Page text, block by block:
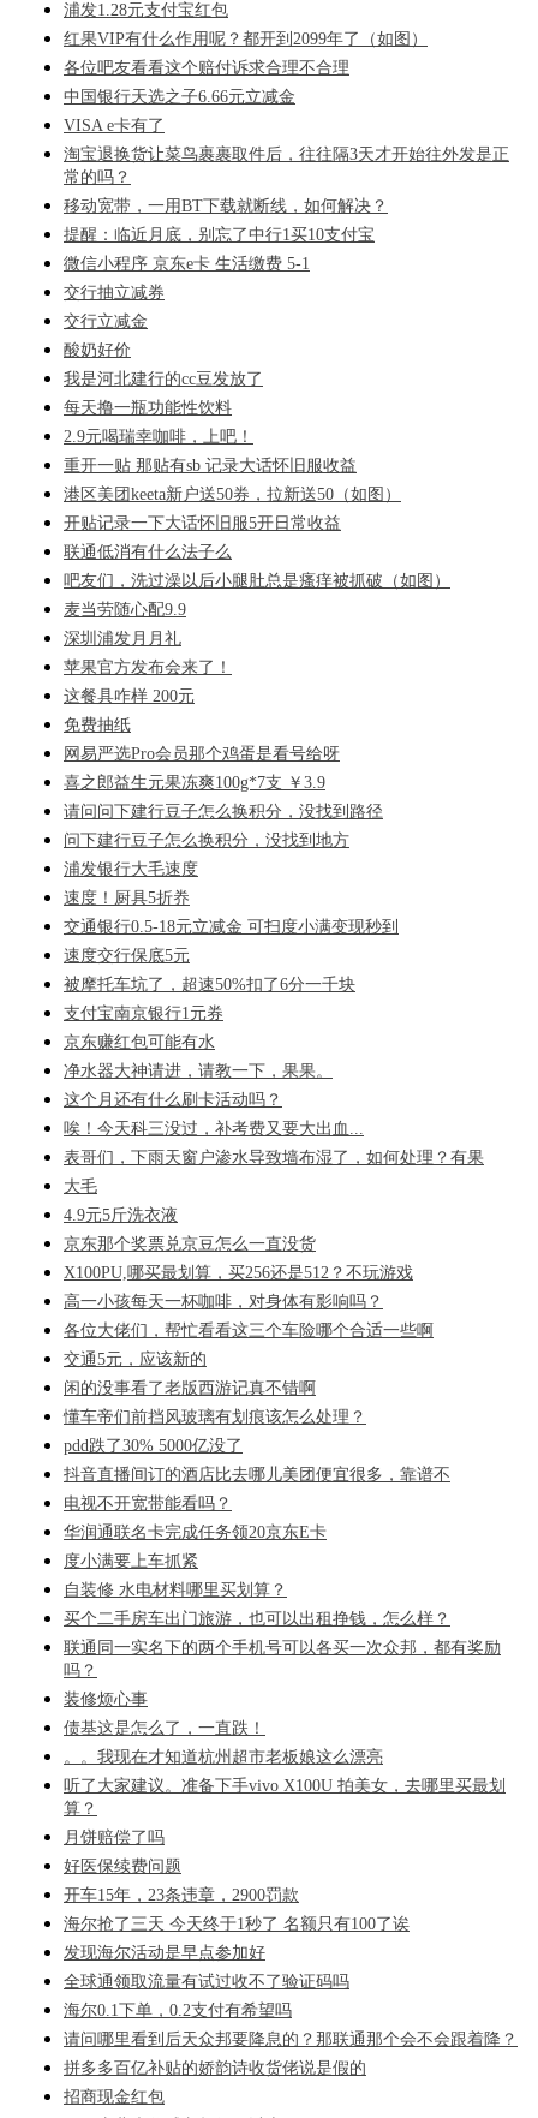
浦发1.28元支付宝红包
红果VIP有什么作用呢？都开到2099年了（如图）
各位吧友看看这个赔付诉求合理不合理
中国银行天选之子6.66元立减金
VISA e卡有了
淘宝退换货让菜鸟裹裹取件后，往往隔3天才开始往外发是正
常的吗？
移动宽带，一用BT下载就断线，如何解决？
提醒：临近月底，别忘了中行1买10支付宝
微信小程序 京东e卡 生活缴费 5-1
交行抽立减券
交行立减金
酸奶好价
我是河北建行的cc豆发放了
每天撸一瓶功能性饮料
2.9元喝瑞幸咖啡，上吧！
重开一贴 那贴有sb 记录大话怀旧服收益
港区美团keeta新户送50券，拉新送50（如图）
开贴记录一下大话怀旧服5开日常收益
联通低消有什么法子么
吧友们，洗过澡以后小腿肚总是瘙痒被抓破（如图）
麦当劳随心配9.9
深圳浦发月月礼
苹果官方发布会来了！
这餐具咋样 200元
免费抽纸
网易严选Pro会员那个鸡蛋是看号给呀
喜之郎益生元果冻爽100g*7支 ￥3.9
请问问下建行豆子怎么换积分，没找到路径
问下建行豆子怎么换积分，没找到地方
浦发银行大毛速度
速度！厨具5折奍
交通银行0.5-18元立减金 可扫度小满变现秒到
速度交行保底5元
被摩托车坑了，超速50%扣了6分一千块
支付宝南京银行1元券
京东赚红包可能有水
净水器大神请进，请教一下，果果。
这个月还有什么刷卡活动吗？
唉！今天科三没过，补考费又要大出血...
表哥们，下雨天窗户渗水导致墙布湿了，如何处理？有果
大毛
4.9元5斤洗衣液
京东那个奖票兑京豆怎么一直没货
X100PU,哪买最划算，买256还是512？不玩游戏
高一小孩每天一杯咖啡，对身体有影响吗？
各位大佬们，帮忙看看这三个车险哪个合适一些啊
交通5元，应该新的
闲的没事看了老版西游记真不错啊
懂车帝们前挡风玻璃有划痕该怎么处理？
pdd跌了30% 5000亿没了
抖音直播间订的酒店比去哪儿美团便宜很多，靠谱不
电视不开宽带能看吗？
华润通联名卡完成任务领20京东E卡
度小满要上车抓紧
自装修 水电材料哪里买划算？
买个二手房车出门旅游，也可以出租挣钱，怎么样？
联通同一实名下的两个手机号可以各买一次众邦，都有奖励
吗？
装修烦心事
债基这是怎么了，一直跌！
。。我现在才知道杭州超市老板娘这么漂亮
听了大家建议。准备下手vivo X100U 拍美女，去哪里买最划
算？
月饼赔偿了吗
好医保续费问题
开车15年，23条违章，2900罚款
海尔抢了三天 今天终于1秒了 名额只有100了诶
发现海尔活动是早点参加好
全球通领取流量有试过收不了验证码吗
海尔0.1下单，0.2支付有希望吗
请问哪里看到后天众邦要降息的？那联通那个会不会跟着降？
拼多多百亿补贴的娇韵诗收货佬说是假的
招商现金红包